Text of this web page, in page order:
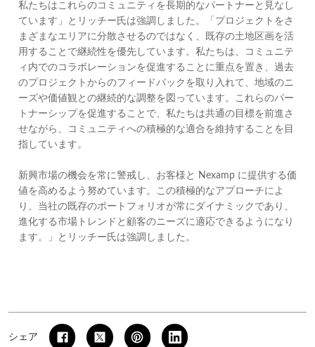
私たちはこれらのコミュニティを長期的なパートナーと見なし
ています」とリッチー氏は強調しました。「プロジェクトをさ
まざまなエリアに分散させるのではなく、既存の土地区画を活
用することで継続性を優先しています。私たちは、コミュニテ
ィ内でのコラボレーションを促進することに重点を置き、過去
のプロジェクトからのフィードバックを取り入れて、地域のニ
ーズや価値観との継続的な調整を図っています。これらのパー
トナーシップを促進することで、私たちは共通の目標を前進さ
せながら、コミュニティへの積極的な適合を維持することを目
指しています。
新興市場の機会を常に警戒し、お客様と Nexamp に提供する価
値を高めるよう努めています。この積極的なアプローチによ
り、当社の既存のポートフォリオが常にダイナミックであり、
進化する市場トレンドと顧客のニーズに適応できるようになり
ます。」とリッチー氏は強調しました。
シェア